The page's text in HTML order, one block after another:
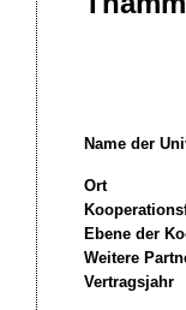
Name der
Ort
Ebene der
Weitere
Vertragsjahr